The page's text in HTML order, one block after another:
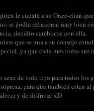
le cuenta a su Onee-chan
se podia relacionar muy bien
decidio cambiarse con ella.
que se una a su consejo
ya que cada mes todas
sexo de todo tipo para todos los
para que también esten
y de disfrutar xD